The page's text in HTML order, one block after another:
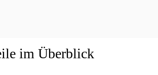
im Überblick